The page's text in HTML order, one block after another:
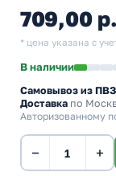
709,00 р.
* цена указана с
В наличии
Самовывоз из
Доставка по
Авторизованному
− +